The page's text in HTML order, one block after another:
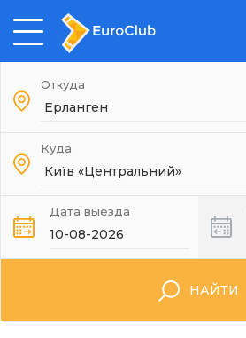
Откуда
Куда
Дата выезда
НАЙТИ